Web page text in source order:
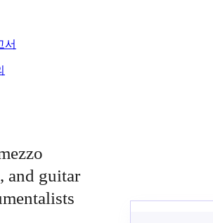
서
and guitar